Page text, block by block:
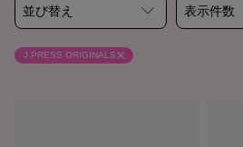
並び替え 表示件数
J.PRESS ORIGINALS